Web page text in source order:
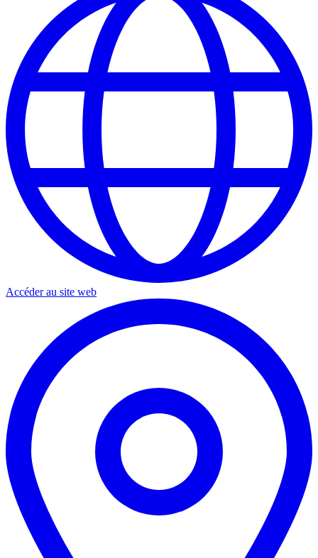
Accéder au site web